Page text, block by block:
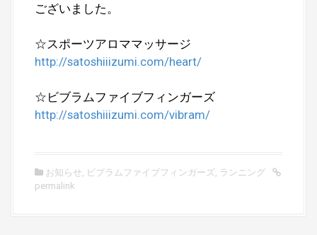
ございました。
☆スポーツアロママッサージ
http://satoshiiizumi.com/heart/
☆ビブラムファイブフィンガーズ
http://satoshiiizumi.com/vibram/
お知らせ, ビブラムファイブフィンガーズ, ランニング
permalink